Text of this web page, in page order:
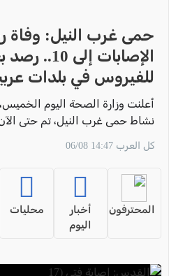
حمى غرب النيل: وفاة
الإصابات
للفيروس في بلدات
أعلنت وزارة الصحة اليوم
نشاط حمى غرب النيل، تم حتى
كل العرب 14:47 06/08
المحترفون
أخبار
اليوم
محليات